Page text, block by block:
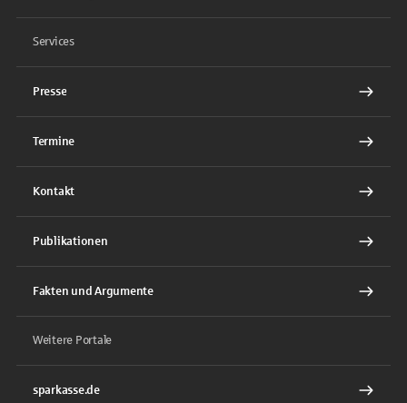
Services
Presse
Termine
Kontakt
Publikationen
Fakten und Argumente
Weitere Portale
sparkasse.de